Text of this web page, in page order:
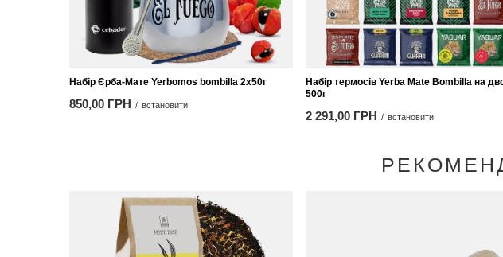
Набір Єрба-Мате Yerbomos bombilla 2х50г
850,00 ГРН / встановити
Набір термосів Yerba Mate Bombilla на
500г
2 291,00 ГРН / встановити